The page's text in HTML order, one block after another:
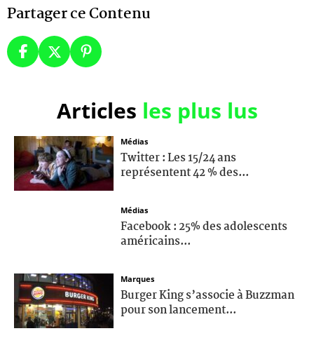
Partager ce Contenu
Articles les plus lus
Médias
Twitter : Les 15/24 ans
représentent 42 % des...
Médias
Facebook : 25% des adolescents
américains...
Marques
Burger King s’associe à Buzzman
pour son lancement...